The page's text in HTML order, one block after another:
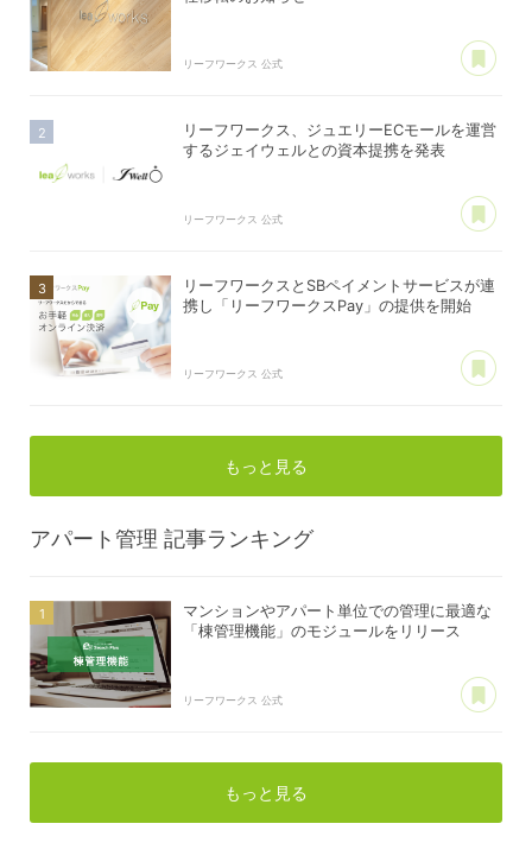
リーフワークス 公式
リーフワークス、ジュエリーECモールを運営
するジェイウェルとの資本提携を発表
リーフワークス 公式
リーフワークスとSBペイメントサービスが連
携し「リーフワークスPay」の提供を開始
リーフワークス 公式
もっと見る
アパート管理 記事ランキング
マンションやアパート単位での管理に最適な
「棟管理機能」のモジュールをリリース
リーフワークス 公式
もっと見る